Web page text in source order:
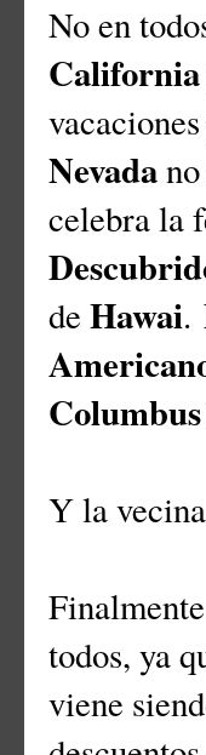
No en
California
Nevada
celebra la
de Hawai.
Y la vecina
todos, ya
viene